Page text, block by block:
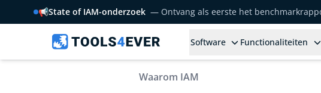
📢State of IAM-onderzoek — Ontvang als eerste het
Software Functionaliteiten
Waarom IAM